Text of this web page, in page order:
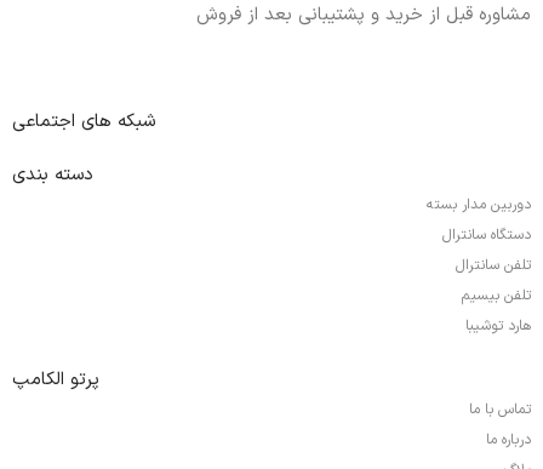
مشاوره قبل از خرید و پشتیبانی بعد از فروش
شبکه های اجتماعی
دسته بندی
دوربین مدار بسته
دستگاه سانترال
تلفن سانترال
تلفن بیسیم
هارد توشیبا
پرتو الکامپ
تماس با ما
درباره ما